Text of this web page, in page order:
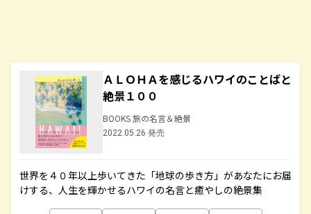
ＡＬＯＨＡを感じるハワイのことばと
絶景１００
BOOKS 旅の名言＆絶景
2022.05.26 発売
世界を４０年以上歩いてきた「地球の歩き方」があなたにお届
けする、人生を輝かせるハワイの名言と癒やしの絶景集